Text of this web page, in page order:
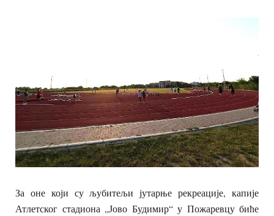
За оне који су љубитељи јутарње рекреације, капије
Атлетског стадиона „Јово Будимир“ у Пожаревцу биће